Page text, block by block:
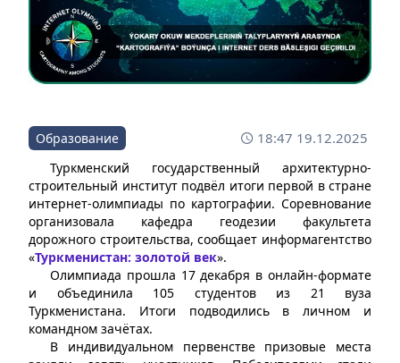
Образование 18:47 19.12.2025
Туркменский государственный архитектурно-
строительный институт подвёл итоги первой в стране
интернет-олимпиады по картографии. Соревнование
организовала кафедра геодезии факультета
дорожного строительства, сообщает информагентство
«Туркменистан: золотой век».
Олимпиада прошла 17 декабря в онлайн-формате
и объединила 105 студентов из 21 вуза
Туркменистана. Итоги подводились в личном и
командном зачётах.
В индивидуальном первенстве призовые места